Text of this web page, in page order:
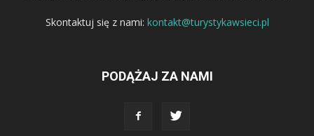
Skontaktuj się z nami: kontakt@turystykawsieci.pl
PODĄŻAJ ZA NAMI